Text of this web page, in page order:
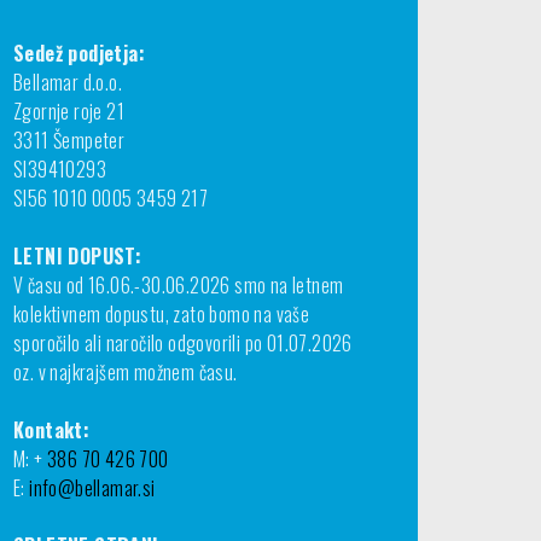
Sedež podjetja:
Bellamar d.o.o.
Zgornje roje 21
3311 Šempeter
SI39410293
SI56 1010 0005 3459 217
LETNI DOPUST:
V času od 16.06.-30.06.2026 smo na letnem
kolektivnem dopustu, zato bomo na vaše
sporočilo ali naročilo odgovorili po 01.07.2026
oz. v najkrajšem možnem času.
Kontakt:
M: +386 70 426 700
E:info@bellamar.si